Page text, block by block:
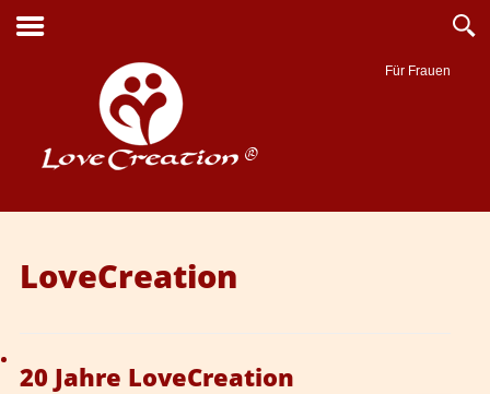
Für Frauen
Suche
LoveCreation
20 Jahre LoveCreation